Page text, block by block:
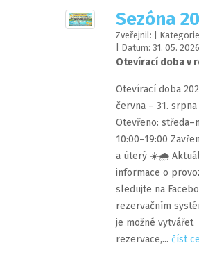
Sezóna
Zveřejnil: |
| Datum: 31. 05. 2026
Otevírací doba v
Otevírací doba
června – 31. srpna
Otevřeno:
10:00–19:00
a úterý ☀️🌧️
informace o
sledujte na
rezervačním
je možné vytvářet
rezervace,... číst